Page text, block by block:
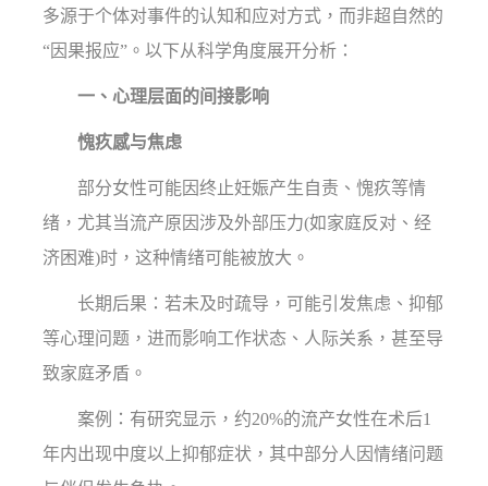
多源于个体对事件的认知和应对方式，而非超自然的
“因果报应”。以下从科学角度展开分析：
一、心理层面的间接影响
愧疚感与焦虑
部分女性可能因终止妊娠产生自责、愧疚等情
绪，尤其当流产原因涉及外部压力(如家庭反对、经
济困难)时，这种情绪可能被放大。
长期后果：若未及时疏导，可能引发焦虑、抑郁
等心理问题，进而影响工作状态、人际关系，甚至导
致家庭矛盾。
案例：有研究显示，约20%的流产女性在术后1
年内出现中度以上抑郁症状，其中部分人因情绪问题